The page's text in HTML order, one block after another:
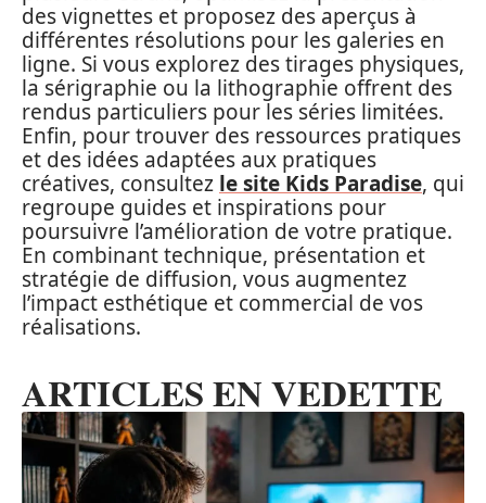
des vignettes et proposez des aperçus à
différentes résolutions pour les galeries en
ligne. Si vous explorez des tirages physiques,
la sérigraphie ou la lithographie offrent des
rendus particuliers pour les séries limitées.
Enfin, pour trouver des ressources pratiques
et des idées adaptées aux pratiques
créatives, consultez le site Kids Paradise, qui
regroupe guides et inspirations pour
poursuivre l’amélioration de votre pratique.
En combinant technique, présentation et
stratégie de diffusion, vous augmentez
l’impact esthétique et commercial de vos
réalisations.
ARTICLES EN VEDETTE